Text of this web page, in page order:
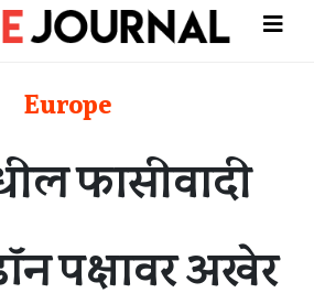
Europe
फासीवादी
पक्षावर अखेर